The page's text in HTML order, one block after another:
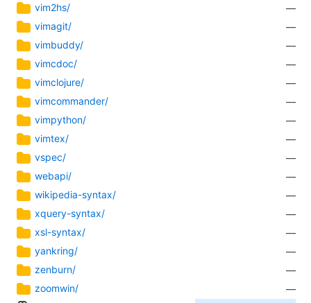
vim2hs/
—
vimagit/
—
vimbuddy/
—
vimcdoc/
—
vimclojure/
—
vimcommander/
—
vimpython/
—
vimtex/
—
vspec/
—
webapi/
—
wikipedia-syntax/
—
xquery-syntax/
—
xsl-syntax/
—
yankring/
—
zenburn/
—
zoomwin/
—